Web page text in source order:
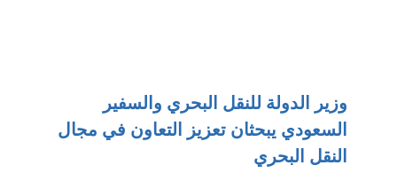
وزير الدولة للنقل البحري والسفير
السعودي يبحثان تعزيز التعاون في مجال
النقل البحري